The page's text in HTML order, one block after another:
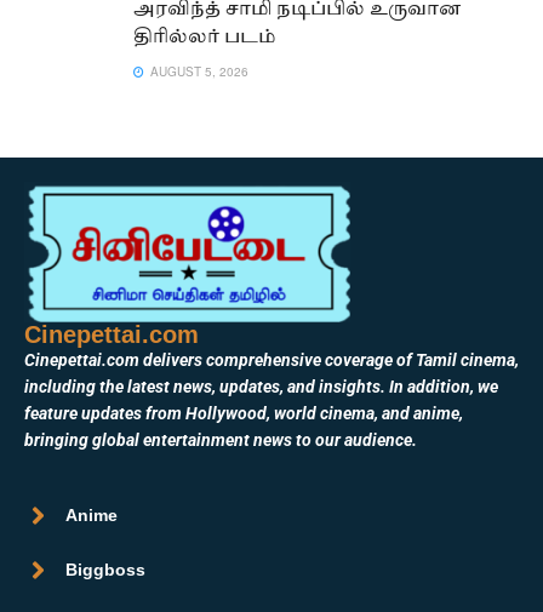
அரவிந்த் சாமி நடிப்பில் உருவான
திரில்லர் படம்
AUGUST 5, 2026
Cinepettai.com
Cinepettai.com delivers comprehensive coverage of Tamil cinema,
including the latest news, updates, and insights. In addition, we
feature updates from Hollywood, world cinema, and anime,
bringing global entertainment news to our audience.
Anime
Biggboss